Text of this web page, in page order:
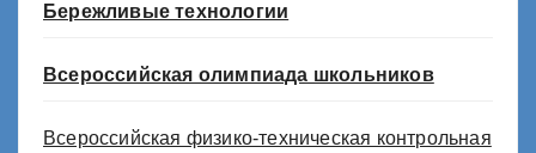
Бережливые технологии
Всероссийская олимпиада школьников
Всероссийская физико-техническая контрольная